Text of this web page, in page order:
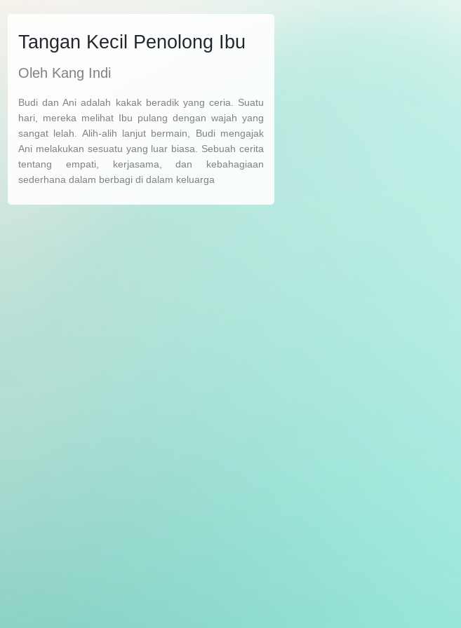
Tangan Kecil Penolong Ibu
Oleh Kang Indi
Budi dan Ani adalah kakak beradik yang ceria. Suatu
hari, mereka melihat Ibu pulang dengan wajah yang
sangat lelah. Alih-alih lanjut bermain, Budi mengajak
Ani melakukan sesuatu yang luar biasa. Sebuah cerita
tentang empati, kerjasama, dan kebahagiaan
sederhana dalam berbagi di dalam keluarga